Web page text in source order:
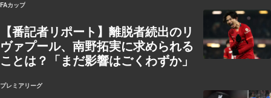
FAカップ
【番記者リポート】離脱者続出のリ
ヴァプール、南野拓実に求められる
ことは？「まだ影響はごくわずか」
プレミアリーグ